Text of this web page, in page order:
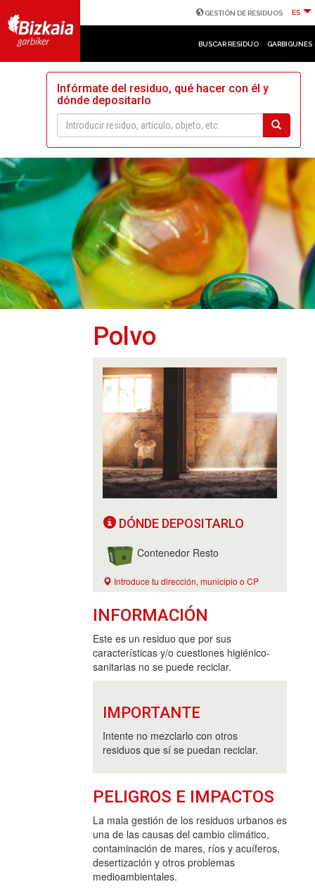
GESTIÓN DE RESIDUOS ES
BUSCAR RESIDUO GARBIGUNES
Infórmate del residuo, qué hacer con él y
dónde depositarlo
Polvo
DÓNDE DEPOSITARLO
Contenedor Resto
Introduce tu dirección, municipio o CP
INFORMACIÓN
Este es un residuo que por sus
características y/o cuestiones higiénico-
sanitarias no se puede reciclar.
IMPORTANTE
Intente no mezclarlo con otros
residuos que sí se puedan reciclar.
PELIGROS E IMPACTOS
La mala gestión de los residuos urbanos es
una de las causas del cambio climático,
contaminación de mares, ríos y acuíferos,
desertización y otros problemas
medioambientales.